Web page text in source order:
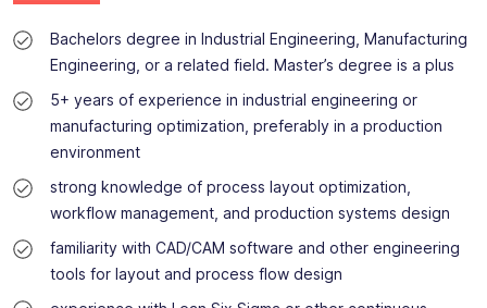
Bachelors degree in Industrial Engineering, Manufacturing
Engineering, or a related field. Master’s degree is a plus
5+ years of experience in industrial engineering or
manufacturing optimization, preferably in a production
environment
strong knowledge of process layout optimization,
workflow management, and production systems design
familiarity with CAD/CAM software and other engineering
tools for layout and process flow design